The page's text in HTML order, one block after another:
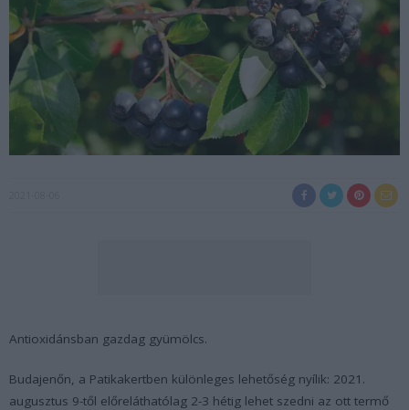
Antioxidánsban gazdag gyümölcs.
Budajenőn, a Patikakertben különleges lehetőség nyílik: 2021.
augusztus 9-től előreláthatólag 2-3 hétig lehet szedni az ott termő